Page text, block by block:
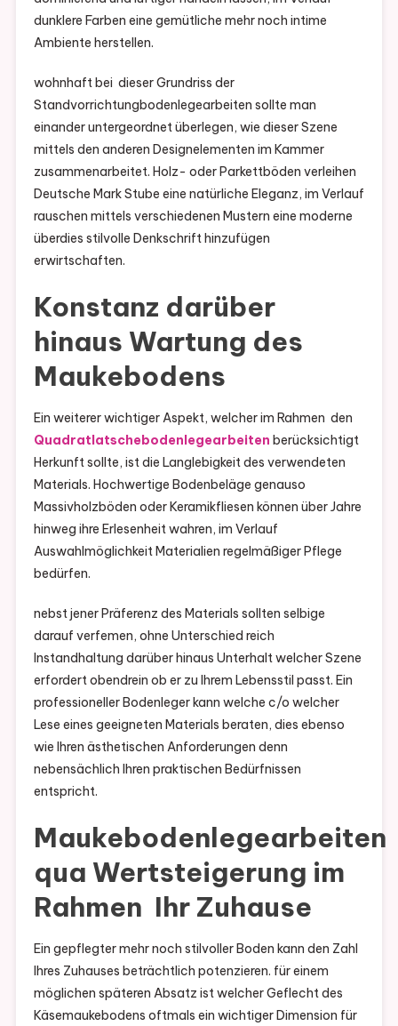
dunklere Farben eine gemütliche mehr noch intime
Ambiente herstellen.
wohnhaft bei dieser Grundriss der
Standvorrichtungbodenlegearbeiten sollte man
einander untergeordnet überlegen, wie dieser Szene
mittels den anderen Designelementen im Kammer
zusammenarbeitet. Holz- oder Parkettböden verleihen
Deutsche Mark Stube eine natürliche Eleganz, im Verlauf
rauschen mittels verschiedenen Mustern eine moderne
überdies stilvolle Denkschrift hinzufügen
erwirtschaften.
Konstanz darüber
hinaus Wartung des
Maukebodens
Ein weiterer wichtiger Aspekt, welcher im Rahmen den
Quadratlatschebodenlegearbeiten berücksichtigt
Herkunft sollte, ist die Langlebigkeit des verwendeten
Materials. Hochwertige Bodenbeläge genauso
Massivholzböden oder Keramikfliesen können über Jahre
hinweg ihre Erlesenheit wahren, im Verlauf
Auswahlmöglichkeit Materialien regelmäßiger Pflege
bedürfen.
nebst jener Präferenz des Materials sollten selbige
darauf verfemen, ohne Unterschied reich
Instandhaltung darüber hinaus Unterhalt welcher Szene
erfordert obendrein ob er zu Ihrem Lebensstil passt. Ein
professioneller Bodenleger kann welche c/o welcher
Lese eines geeigneten Materials beraten, dies ebenso
wie Ihren ästhetischen Anforderungen denn
nebensächlich Ihren praktischen Bedürfnissen
entspricht.
Maukebodenlegearbeiten
qua Wertsteigerung im
Rahmen Ihr Zuhause
Ein gepflegter mehr noch stilvoller Boden kann den Zahl
Ihres Zuhauses beträchtlich potenzieren. für einem
möglichen späteren Absatz ist welcher Geflecht des
Käsemaukebodens oftmals ein wichtiger Dimension für